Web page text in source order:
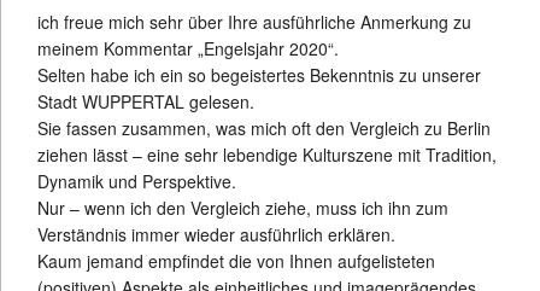
ich freue mich sehr über Ihre ausführliche Anmerkung zu
meinem Kommentar „Engelsjahr 2020“.
Selten habe ich ein so begeistertes Bekenntnis zu unserer
Stadt WUPPERTAL gelesen.
Sie fassen zusammen, was mich oft den Vergleich zu Berlin
ziehen lässt – eine sehr lebendige Kulturszene mit Tradition,
Dynamik und Perspektive.
Nur – wenn ich den Vergleich ziehe, muss ich ihn zum
Verständnis immer wieder ausführlich erklären.
Kaum jemand empfindet die von Ihnen aufgelisteten